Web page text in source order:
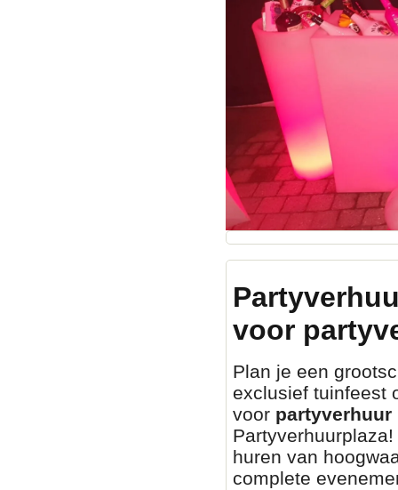
voor
Plan je een
exclusief tuinfeest
voor partyverhuur
huren van
complete